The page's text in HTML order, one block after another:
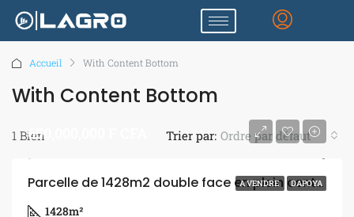
Accueil With Content Bottom
With Content Bottom
1 Bien Trier par: Ordre par défaut
A VENDRE DAPOYA
650,000,000 F CFA
Parcelle de 1428m2 double face en plein centre ville
1428m²